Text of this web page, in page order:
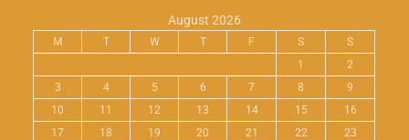
August 2026
M T W T F S
S
1
2
3
4 5 6 7 8
9
10
11 12 13 14 15
16
17
18 19 20 21 22
23